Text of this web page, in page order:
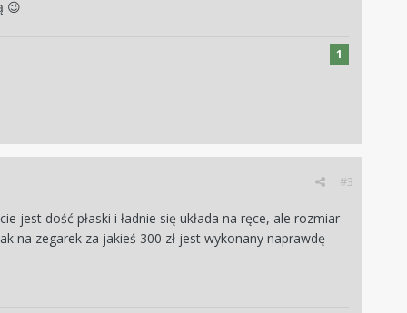
😉
1
#3
dość płaski i ładnie się układa na ręce, ale rozmiar
na zegarek za jakieś 300 zł jest wykonany naprawdę